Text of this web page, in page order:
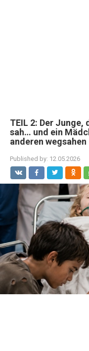
TEIL 2: Der
sah… und ein
anderen wegsahen
Published by: 12.05.2026